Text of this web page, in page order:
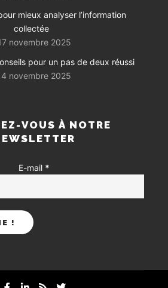
mieux analyser l’information
collectée
novembre 2025
pour un pas de deux réussi
novembre 2025
VOUS À NOTRE
E-mail *